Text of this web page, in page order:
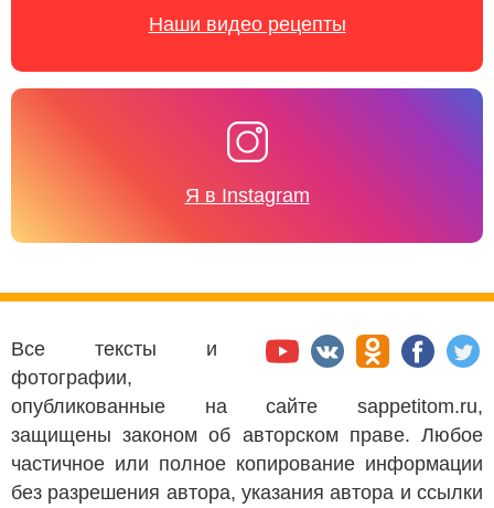
Наши видео рецепты
Я в Instagram
Все тексты и
фотографии,
опубликованные на сайте sappetitom.ru,
защищены законом об авторском праве. Любое
частичное или полное копирование информации
без разрешения автора, указания автора и ссылки